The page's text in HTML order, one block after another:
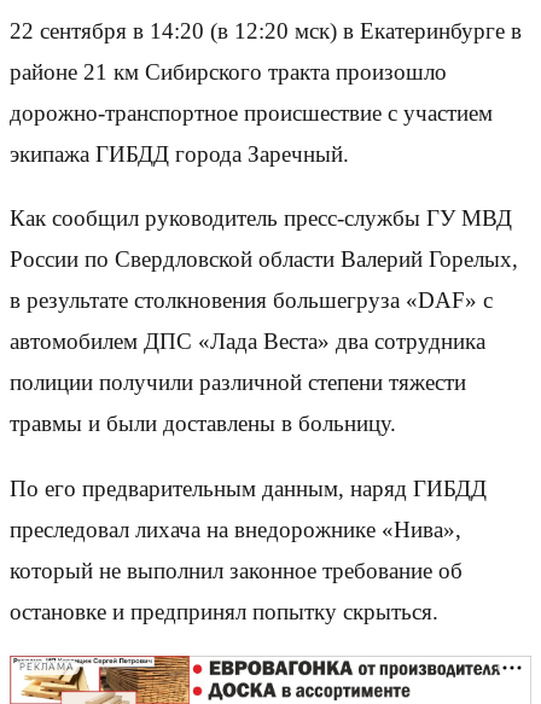
22 сентября в 14:20 (в 12:20 мск) в Екатеринбурге в
районе 21 км Сибирского тракта произошло
дорожно-транспортное происшествие с участием
экипажа ГИБДД города Заречный.
Как сообщил руководитель пресс-службы ГУ МВД
России по Свердловской области Валерий Горелых,
в результате столкновения большегруза «DAF» с
автомобилем ДПС «Лада Веста» два сотрудника
полиции получили различной степени тяжести
травмы и были доставлены в больницу.
По его предварительным данным, наряд ГИБДД
преследовал лихача на внедорожнике «Нива»,
который не выполнил законное требование об
остановке и предпринял попытку скрыться.
РЕКЛАМА